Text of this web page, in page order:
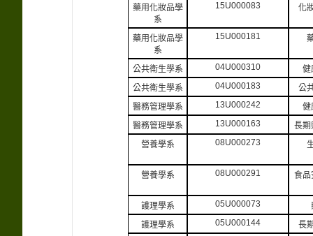
藥用化妝品學
系
15U000083 化
藥用化妝品學
系
15U000181
公共衛生學系 04U000310
健
公共衛生學系
04U000183
公
醫務管理學系
13U000242
健
醫務管理學系
13U000163
長期
營養學系
08U000273
營養學系 08U000291 食品
護理學系 05U000073
護理學系
05U000144
長